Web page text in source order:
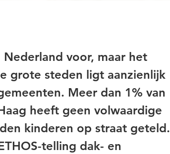
voor, maar het
grote steden ligt aanzienlijk
Meer dan 1% van
heeft geen volwaardige
kinderen op straat geteld.
telling dak- en